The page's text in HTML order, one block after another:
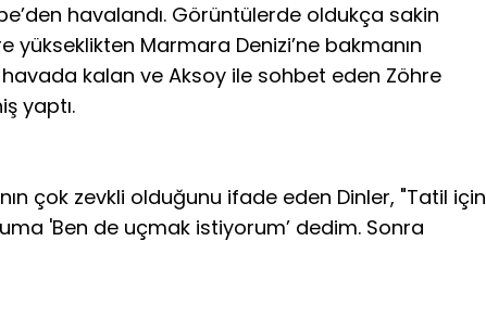
havalandı. Görüntülerde oldukça sakin
Marmara Denizi’ne bakmanın
havada kalan ve Aksoy ile sohbet eden Zöhre
yaptı.
çok zevkli olduğunu ifade eden Dinler, "Tatil için
'Ben de uçmak istiyorum’ dedim. Sonra